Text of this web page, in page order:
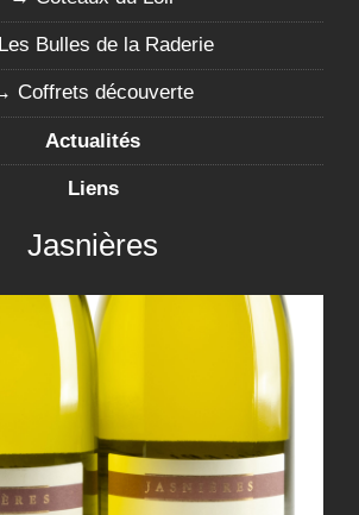
Les Bulles de la Raderie
Coffrets découverte
Actualités
Liens
Jasnières